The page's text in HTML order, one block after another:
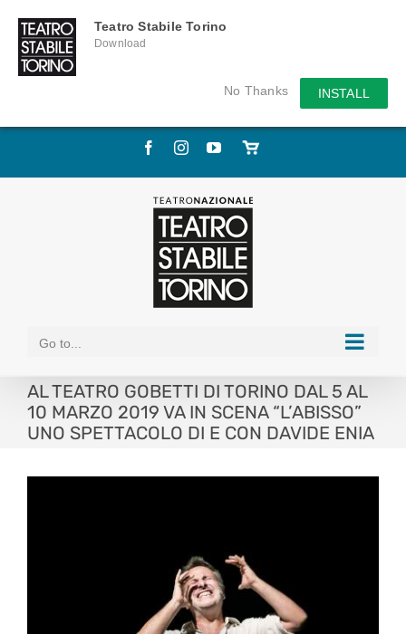
Teatro Stabile Torino
Download
No Thanks INSTALL
Skip
FacebookInstagramYouTube
Store
Go to...
AL TEATRO GOBETTI DI TORINO DAL 5 AL
10 MARZO 2019 VA IN SCENA “L’ABISSO”
UNO SPETTACOLO DI E CON DAVIDE ENIA